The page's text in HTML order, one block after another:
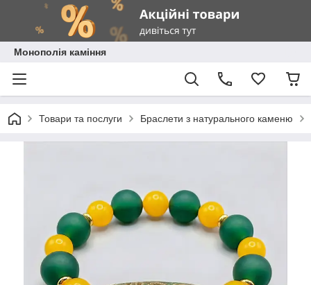
Монополія каміння
Товари та послуги Браслети з натурального каменю